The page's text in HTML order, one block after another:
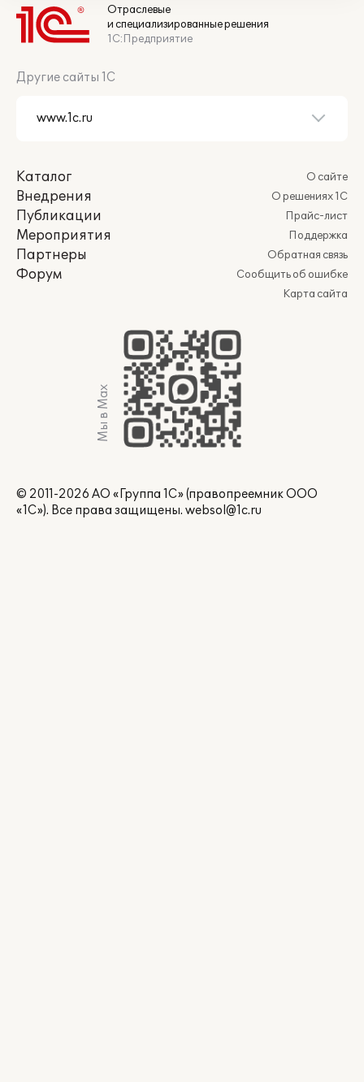
Отраслевые
и специализированные решения
1С:Предприятие
Другие сайты 1С
Каталог
Внедрения
Публикации
Мероприятия
Партнеры
Форум
О сайте
О решениях 1С
Прайс-лист
Поддержка
Обратная связь
Сообщить об ошибке
Карта сайта
Мы в Max
© 2011-2026 АО «Группа 1С» (правопреемник ООО
«1С»). Все права защищены. websol@1c.ru